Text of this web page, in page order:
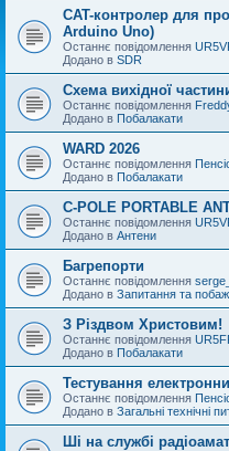
CAT-контролер для
Arduino Uno)
Останнє повідомлення
Додано в SDR
Схема вихідної
Останнє повідомлення
Додано в Побалакати
WARD 2026
Останнє повідомлення
Додано в Побалакати
C-POLE PORTABLE
Останнє повідомлення
Додано в Антени
Багрепорти
Останнє повідомлення
Додано в Запитання та
З Різдвом Христовим!
Останнє повідомлення
Додано в Побалакати
Тестування
Останнє повідомлення
Додано в Загальні технічні
Ші на службі